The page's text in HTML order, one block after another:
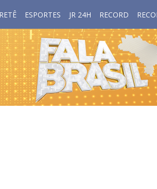
ESPORTES JR 24H RECORD